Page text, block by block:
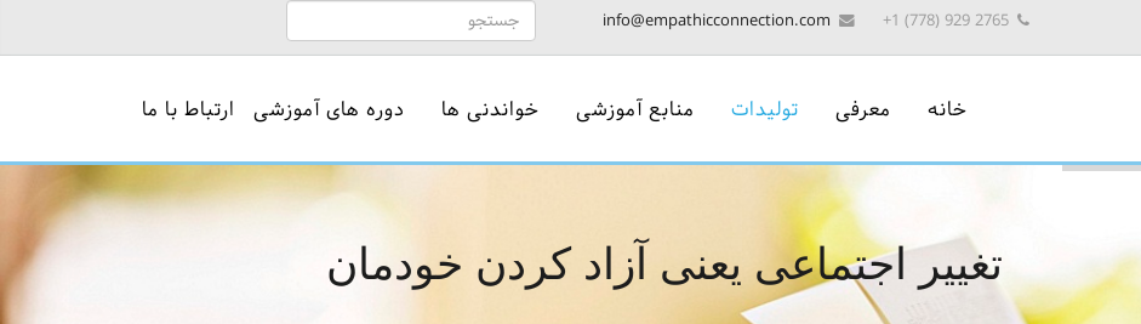
info@empathicconnection.com
خانه معرفی تولیدات منابع آموزشی خواندنی ها دوره های آموزشی ارتباط با ما
تغییر اجتماعی یعنی آزاد کردن خودمان